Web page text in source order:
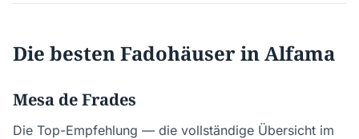
Die besten Fadohäuser in Alfama
Mesa de Frades
Die Top-Empfehlung — die vollständige Übersicht im